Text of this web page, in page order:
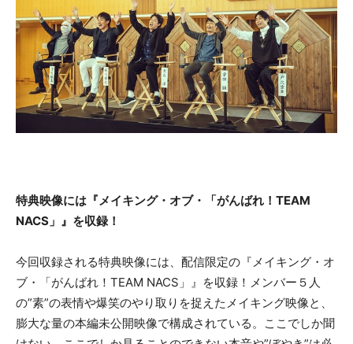
特典映像には『メイキング・オブ・「がんばれ！TEAM
NACS」』を収録！
今回収録される特典映像には、配信限定の『メイキング・オ
ブ・「がんばれ！TEAM NACS」』を収録！メンバー５人
の”素”の表情や爆笑のやり取りを捉えたメイキング映像と、
膨大な量の本編未公開映像で構成されている。ここでしか聞